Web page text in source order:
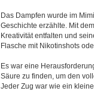
Das Dampfen wurde im
Geschichte erzählte. Mit
Kreativität entfalten und
Flasche mit Nikotinshots
Es war eine
Säure zu finden, um den
Jeder Zug war wie ein